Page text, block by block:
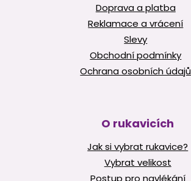
Doprava a platba
Reklamace a vrácení
Slevy
Obchodní podmínky
Ochrana osobních údajů
O rukavicích
Jak si vybrat rukavice?
Vybrat velikost
Postup pro navlékání